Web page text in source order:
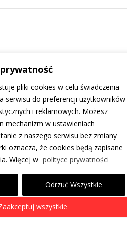
pliki cookies w celu świadczenia
serwisu do preferencji użytkowników
i reklamowych. Możesz
mechanizm w ustawieniach
z naszego serwisu bez zmiany
oznacza, że cookies będą zapisane
Więcej w polityce prywatności
Odrzuć Wszystkie
wszystkie
jak
rozwiązanie